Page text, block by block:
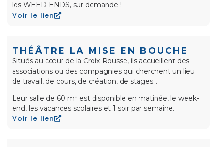
les WEED-ENDS, sur demande !
Voir le lien
THÉÂTRE LA MISE EN BOUCHE
Situés au cœur de la Croix-Rousse, ils accueillent des
associations ou des compagnies qui cherchent un lieu
de travail, de cours, de création, de stages…
Leur salle de 60 m² est disponible en matinée, le week-
end, les vacances scolaires et 1 soir par semaine.
Voir le lien